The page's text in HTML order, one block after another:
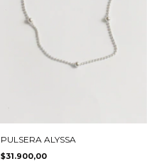
PULSERA ALYSSA
$31.900,00